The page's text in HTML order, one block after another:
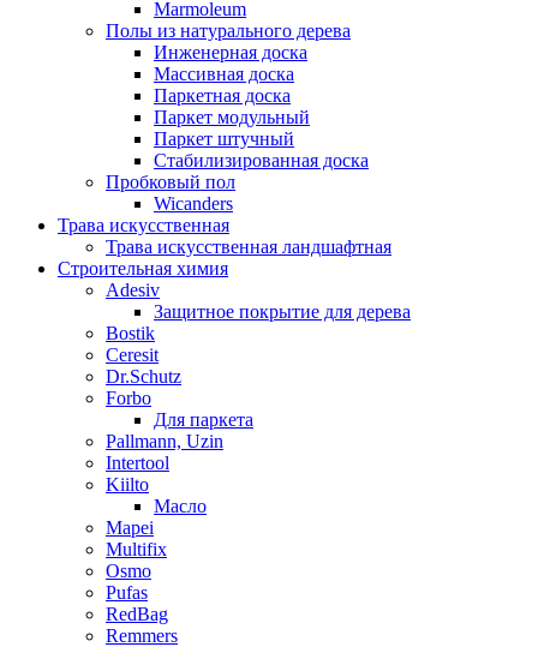
Marmoleum
Полы из натурального дерева
Инженерная доска
Массивная доска
Паркетная доска
Паркет модульный
Паркет штучный
Стабилизированная доска
Пробковый пол
Wicanders
Трава искусственная
Трава искусственная ландшафтная
Строительная химия
Adesiv
Защитное покрытие для дерева
Bostik
Ceresit
Dr.Schutz
Forbo
Для паркета
Pallmann, Uzin
Intertool
Kiilto
Масло
Mapei
Multifix
Osmo
Pufas
RedBag
Remmers